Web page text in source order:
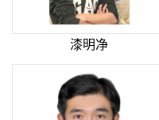
漆明净